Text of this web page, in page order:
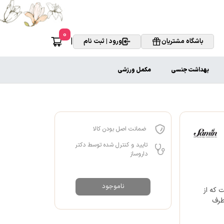
باشگاه مشتریان ورود | ثبت نام |
0
بهداشت جنسی مکمل ورزشی
که از
ضمانت اصل بودن کالا
تایید و کنترل شده توسط دکتر
داروساز
ناموجود